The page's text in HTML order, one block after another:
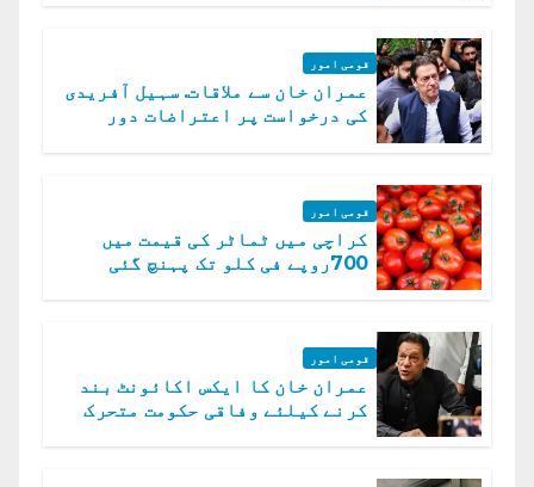
قومی امور
عمران خان سے ملاقات. سہیل آفریدی
کی درخواست پر اعتراضات دور
قومی امور
کراچی میں ٹماٹر کی قیمت میں
700روپے فی کلو تک پہنچ گئی
قومی امور
عمران خان کا ایکس اکائونٹ بند
کرنے کیلئے وفاقی حکومت متحرک